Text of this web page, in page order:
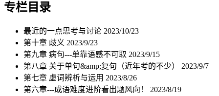
专栏目录
最近的一点思考与讨论 2023/10/23
第十章 歧义 2023/9/23
第九章 病句---单靠语感不可取 2023/9/15
第八章 关于单句&amp;复句（近年考的不少） 2023/9/7
第七章 虚词辨析与运用 2023/8/26
第六章---成语难度进阶看出题风向！ 2023/8/19